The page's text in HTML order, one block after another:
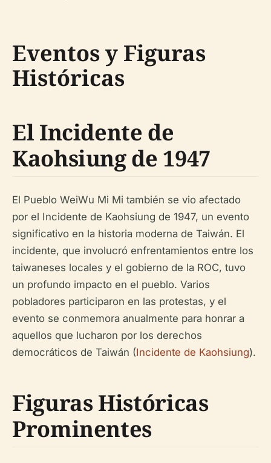
Eventos y Figuras
Históricas
El Incidente de
Kaohsiung de 1947
El Pueblo WeiWu Mi Mi también se vio afectado
por el Incidente de Kaohsiung de 1947, un evento
significativo en la historia moderna de Taiwán. El
incidente, que involucró enfrentamientos entre los
taiwaneses locales y el gobierno de la ROC, tuvo
un profundo impacto en el pueblo. Varios
pobladores participaron en las protestas, y el
evento se conmemora anualmente para honrar a
aquellos que lucharon por los derechos
democráticos de Taiwán (Incidente de Kaohsiung).
Figuras Históricas
Prominentes